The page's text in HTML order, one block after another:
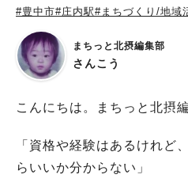
#豊中市#庄内駅#まちづくり/地域
まちっと北摂編集部
さんこう
こんにちは。まちっと北摂
「資格や経験はあるけれど
らいいか分からない」